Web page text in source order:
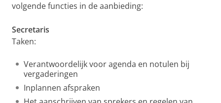
volgende functies in de aanbieding:
Secretaris
Taken:
Verantwoordelijk voor agenda en notulen bij
vergaderingen
Inplannen afspraken